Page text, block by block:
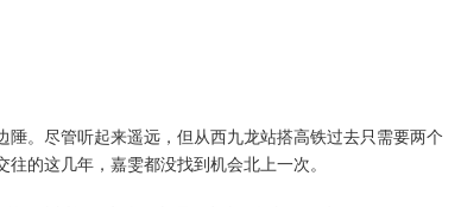
。尽管听起来遥远，但从西九龙站搭高铁过去只需要两个
的这几年，嘉雯都没找到机会北上一次。